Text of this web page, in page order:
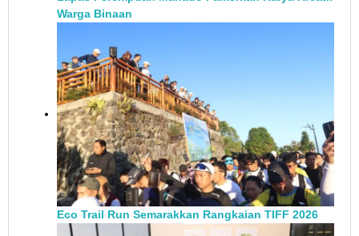
Warga Binaan
Eco Trail Run Semarakkan Rangkaian TIFF 2026